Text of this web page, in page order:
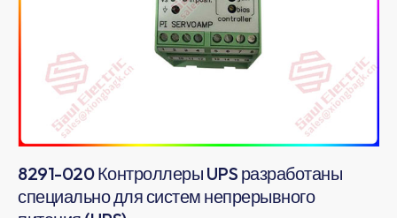
8291-020 Контроллеры UPS разработаны
специально для систем непрерывного